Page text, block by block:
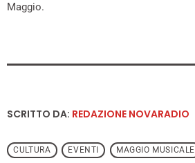
Maggio.
SCRITTO DA: REDAZIONE NOVARADIO
CULTURA EVENTI MAGGIO MUSICALE